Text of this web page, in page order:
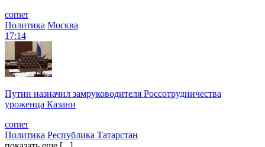
corner
Политика Москва
17:14
Путин назначил замруководителя Россотрудничества
уроженца Казани
corner
Политика Республика Татарстан